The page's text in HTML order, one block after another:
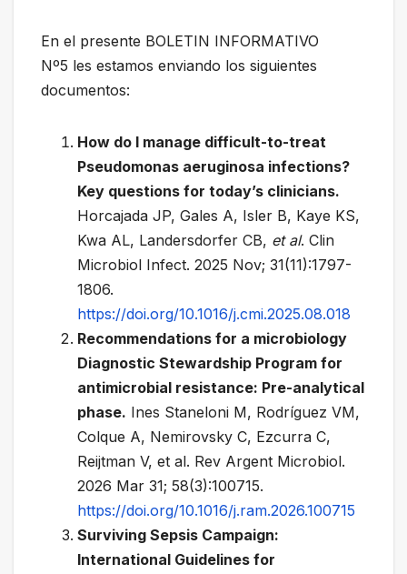
En el presente BOLETIN INFORMATIVO
Nº5 les estamos enviando los siguientes
documentos:
How do I manage difficult-to-treat
Pseudomonas aeruginosa infections?
Key questions for today’s clinicians.
Horcajada JP, Gales A, Isler B, Kaye KS,
Kwa AL, Landersdorfer CB, et al. Clin
Microbiol Infect. 2025 Nov; 31(11):1797-
1806.
https://doi.org/10.1016/j.cmi.2025.08.018
Recommendations for a microbiology
Diagnostic Stewardship Program for
antimicrobial resistance: Pre-analytical
phase. Ines Staneloni M, Rodríguez VM,
Colque A, Nemirovsky C, Ezcurra C,
Reijtman V, et al. Rev Argent Microbiol.
2026 Mar 31; 58(3):100715.
https://doi.org/10.1016/j.ram.2026.100715
Surviving Sepsis Campaign:
International Guidelines for